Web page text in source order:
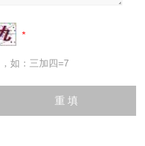
如：三加四=7